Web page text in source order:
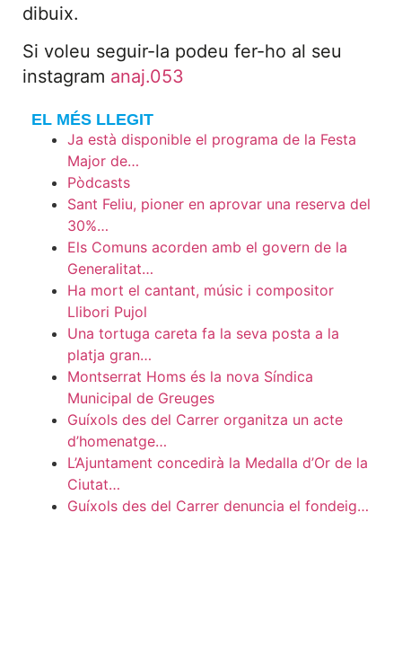
dibuix.
Si voleu seguir-la podeu fer-ho al seu
instagram anaj.053
EL MÉS LLEGIT
Ja està disponible el programa de la Festa
Major de…
Pòdcasts
Sant Feliu, pioner en aprovar una reserva del
30%…
Els Comuns acorden amb el govern de la
Generalitat…
Ha mort el cantant, músic i compositor
Llibori Pujol
Una tortuga careta fa la seva posta a la
platja gran…
Montserrat Homs és la nova Síndica
Municipal de Greuges
Guíxols des del Carrer organitza un acte
d’homenatge…
L’Ajuntament concedirà la Medalla d’Or de la
Ciutat…
Guíxols des del Carrer denuncia el fondeig…